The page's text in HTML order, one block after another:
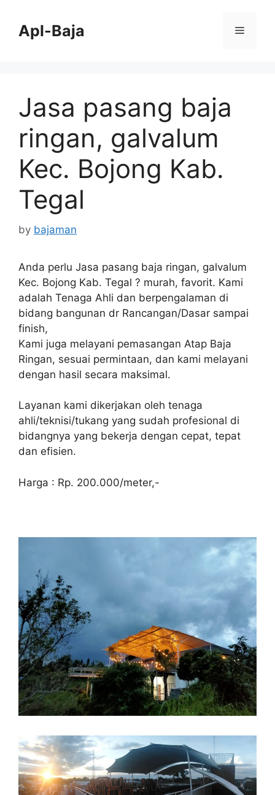
contentApl-Baja Menu
Jasa pasang baja
ringan, galvalum
Kec. Bojong Kab.
Tegal
by bajaman
Anda perlu Jasa pasang baja ringan, galvalum
Kec. Bojong Kab. Tegal ? murah, favorit. Kami
adalah Tenaga Ahli dan berpengalaman di
bidang bangunan dr Rancangan/Dasar sampai
finish,
Kami juga melayani pemasangan Atap Baja
Ringan, sesuai permintaan, dan kami melayani
dengan hasil secara maksimal.
Layanan kami dikerjakan oleh tenaga
ahli/teknisi/tukang yang sudah profesional di
bidangnya yang bekerja dengan cepat, tepat
dan efisien.
Harga : Rp. 200.000/meter,-